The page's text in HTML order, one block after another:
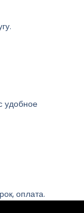
удобное
оплата.